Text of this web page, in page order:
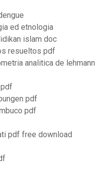
ed etnologia
islam doc
resueltos pdf
analitica de lehmann
pdf
pdf
pdf free download